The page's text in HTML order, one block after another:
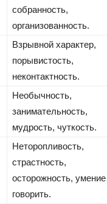
собранность,
организованность.
Взрывной характер,
порывистость,
неконтактность.
Необычность,
занимательность,
мудрость, чуткость.
Неторопливость,
страстность,
осторожность, умение
говорить.